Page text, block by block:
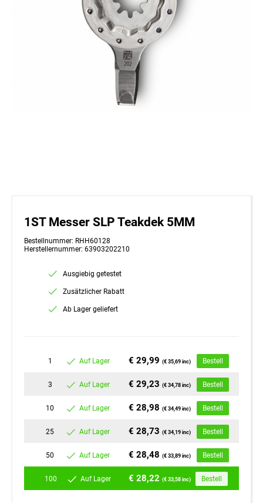
1ST Messer SLP Teakdek 5MM
Bestellnummer: RHH60128
Herstellernummer: 63903202210
Ausgiebig getestet
Zusätzlicher Rabatt
Ab Lager geliefert
1 Auf Lager € 29,99(€ 35,69 inc) Bestell
3 Auf Lager € 29,23(€ 34,78 inc) Bestell
10 Auf Lager € 28,98(€ 34,49 inc) Bestell
25 Auf Lager € 28,73(€ 34,19 inc) Bestell
50 Auf Lager € 28,48(€ 33,89 inc) Bestell
100 Auf Lager € 28,22(€ 33,58 inc) Bestell